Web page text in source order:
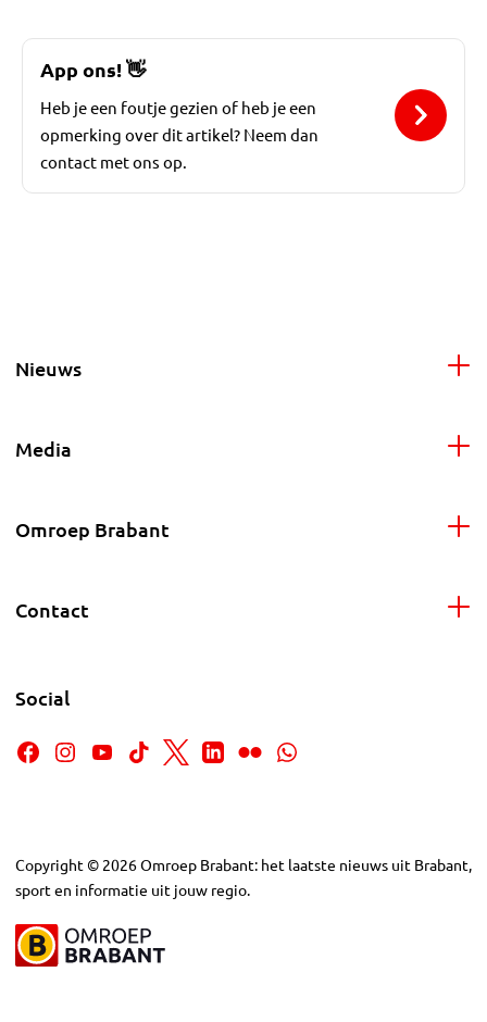
App ons! 👋
Heb je een foutje gezien of heb je een
opmerking over dit artikel? Neem dan
contact met ons op.
Nieuws
Media
Omroep Brabant
Contact
Social
Copyright © 2026Omroep Brabant: het laatste nieuws uit Brabant,
sport en informatie uit jouw regio.